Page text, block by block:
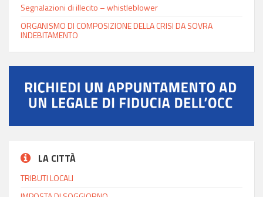
Segnalazioni di illecito – whistleblower
ORGANISMO DI COMPOSIZIONE DELLA CRISI DA SOVRA
INDEBITAMENTO
LA CITTÀ
TRIBUTI LOCALI